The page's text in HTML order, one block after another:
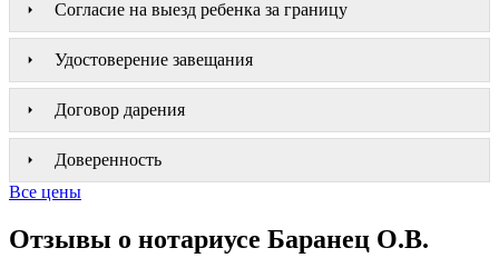
Согласие на выезд ребенка за границу
Удостоверение завещания
Договор дарения
Доверенность
Все цены
Отзывы о нотариусе Баранец О.В.